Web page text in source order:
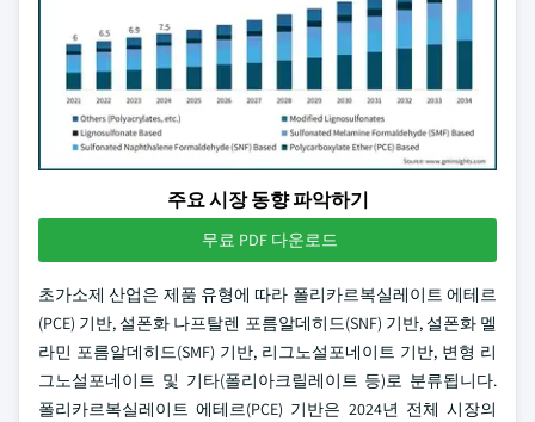
주요 시장 동향 파악하기
무료 PDF 다운로드
초가소제 산업은 제품 유형에 따라 폴리카르복실레이트 에테르
(PCE) 기반, 설폰화 나프탈렌 포름알데히드(SNF) 기반, 설폰화 멜
라민 포름알데히드(SMF) 기반, 리그노설포네이트 기반, 변형 리
그노설포네이트 및 기타(폴리아크릴레이트 등)로 분류됩니다.
폴리카르복실레이트 에테르(PCE) 기반은 2024년 전체 시장의